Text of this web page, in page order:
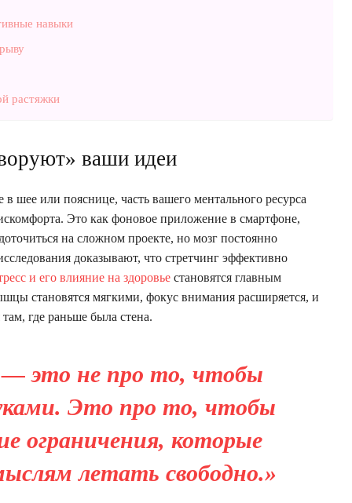
навыки
растяжки
ваши идеи
в шее или пояснице, часть вашего ментального ресурса
Это как фоновое приложение в смартфоне,
на сложном проекте, но мозг постоянно
доказывают, что стретчинг эффективно
и его влияние на здоровье становятся главным
становятся мягкими, фокус внимания расширяется, и
где раньше была стена.
— это не про то, чтобы
Это про то, чтобы
ограничения, которые
летать свободно.»